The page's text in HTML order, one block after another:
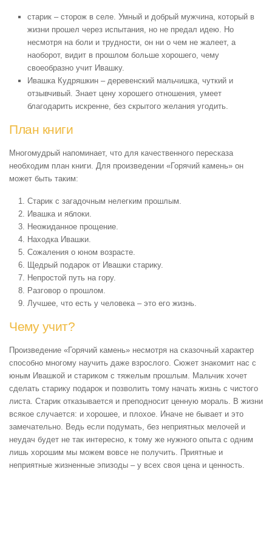
старик – сторож в селе. Умный и добрый мужчина, который в
жизни прошел через испытания, но не предал идею. Но
несмотря на боли и трудности, он ни о чем не жалеет, а
наоборот, видит в прошлом больше хорошего, чему
своеобразно учит Ивашку.
Ивашка Кудряшкин – деревенский мальчишка, чуткий и
отзывчивый. Знает цену хорошего отношения, умеет
благодарить искренне, без скрытого желания угодить.
План книги
Многомудрый напоминает, что для качественного пересказа
необходим план книги. Для произведении «Горячий камень» он
может быть таким:
Старик с загадочным нелегким прошлым.
Ивашка и яблоки.
Неожиданное прощение.
Находка Ивашки.
Сожаления о юном возрасте.
Щедрый подарок от Ивашки старику.
Непростой путь на гору.
Разговор о прошлом.
Лучшее, что есть у человека – это его жизнь.
Чему учит?
Произведение «Горячий камень» несмотря на сказочный характер
способно многому научить даже взрослого. Сюжет знакомит нас с
юным Ивашкой и стариком с тяжелым прошлым. Мальчик хочет
сделать старику подарок и позволить тому начать жизнь с чистого
листа. Старик отказывается и преподносит ценную мораль. В жизни
всякое случается: и хорошее, и плохое. Иначе не бывает и это
замечательно. Ведь если подумать, без неприятных мелочей и
неудач будет не так интересно, к тому же нужного опыта с одним
лишь хорошим мы можем вовсе не получить. Приятные и
неприятные жизненные эпизоды – у всех своя цена и ценность.